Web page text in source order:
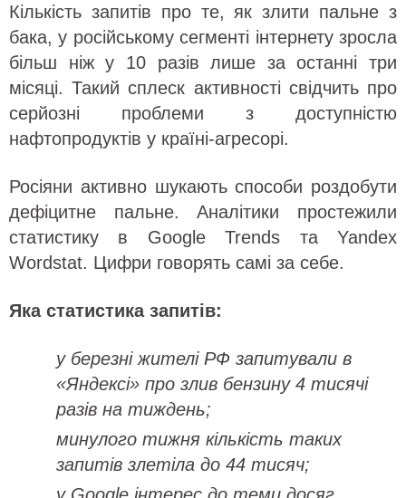
Кількість запитів про те, як злити пальне з
бака, у російському сегменті інтернету зросла
більш ніж у 10 разів лише за останні три
місяці. Такий сплеск активності свідчить про
серйозні проблеми з доступністю
нафтопродуктів у країні-агресорі.
Росіяни активно шукають способи роздобути
дефіцитне пальне. Аналітики простежили
статистику в Google Trends та Yandex
Wordstat. Цифри говорять самі за себе.
Яка статистика запитів:
у березні жителі РФ запитували в
«Яндексі» про злив бензину 4 тисячі
разів на тиждень;
минулого тижня кількість таких
запитів злетіла до 44 тисяч;